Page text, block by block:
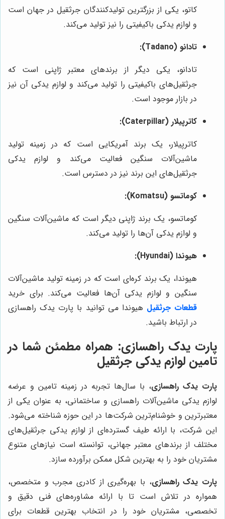
کاتو، یکی از بزرگترین تولیدکنندگان جرثقیل در جهان است
و لوازم یدکی باکیفیتی را نیز تولید می‌کند.
تادانو (Tadano):
تادانو، یکی دیگر از برندهای معتبر ژاپنی است که
جرثقیل‌های باکیفیتی را تولید می‌کند و لوازم یدکی آن نیز
در بازار موجود است.
کاترپیلار (Caterpillar):
کاترپیلار، یک برند آمریکایی است که در زمینه تولید
ماشین‌آلات سنگین فعالیت می‌کند و لوازم یدکی
جرثقیل‌های این برند نیز در دسترس است.
کوماتسو (Komatsu):
کوماتسو، یک برند ژاپنی دیگر است که ماشین‌آلات سنگین
و لوازم یدکی آن‌ها را تولید می‌کند.
هیوندا (Hyundai):
هیوندا، یک برند کره‌ای است که در زمینه تولید ماشین‌آلات
سنگین و لوازم یدکی آن‌ها فعالیت می‌کند. برای خرید
قطعات جرثقیل هیوندا می توانید با پارت یدک راهسازی
در ارتباط باشید.
پارت یدک راهسازی: همراه مطمئن شما در
تامین لوازم یدکی جرثقیل
پارت یدک راهسازی، با سال‌ها تجربه در زمینه تامین و عرضه
لوازم یدکی ماشین‌آلات راهسازی و ساختمانی، به عنوان یکی از
معتبرترین و خوشنام‌ترین شرکت‌ها در این حوزه شناخته می‌شود.
این شرکت، با ارائه طیف گسترده‌ای از لوازم یدکی جرثقیل‌های
مختلف از برندهای معتبر جهانی، توانسته است نیازهای متنوع
مشتریان خود را به بهترین شکل ممکن برآورده سازد.
پارت یدک راهسازی، با بهره‌گیری از کادری مجرب و متخصص،
همواره در تلاش است تا با ارائه مشاوره‌های فنی دقیق و
تخصصی، مشتریان خود را در انتخاب بهترین قطعات برای